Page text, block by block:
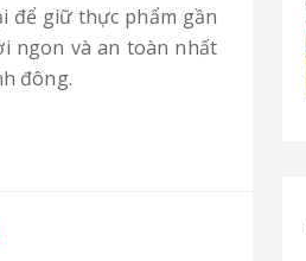
để giữ thực phẩm gần
ngon và an toàn nhất
đông.